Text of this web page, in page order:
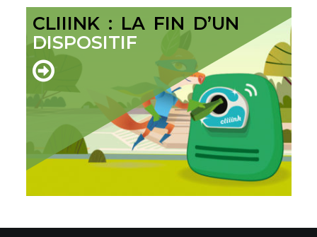
CLIIINK : LA FIN D’UN
DISPOSITIF